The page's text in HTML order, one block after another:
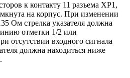
к контакту 11 разъема XP1,
на корпус. При изменении
Ом стрелка указателя должна
отметки 1/2 или
отсутствии входного сигнала
должна находиться ниже